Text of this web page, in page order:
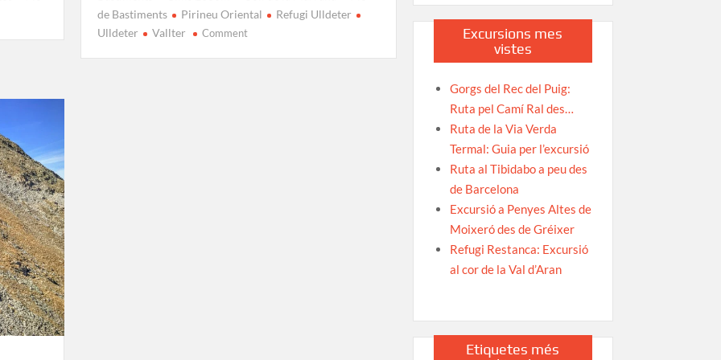
de Bastiments
Pirineu Oriental
Refugi Ulldeter
Ulldeter
Vallter Commenton
Excursions mes
vistes
Gorgs del Rec del Puig:
Ruta pel Camí Ral des…
Ruta de la Via Verda
Termal: Guia per l’excursió
Ruta al Tibidabo a peu des
de Barcelona
Excursió a Penyes Altes de
Moixeró des de Gréixer
Refugi Restanca: Excursió
al cor de la Val d’Aran
Etiquetes més